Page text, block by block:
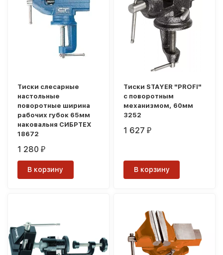
Тиски слесарные
настольные
поворотные ширина
рабочих губок 65мм
наковальня СИБРТЕХ
18672
1 280₽
В корзину
Тиски STAYER "PROFI"
с поворотным
механизмом, 60мм
3252
1 627₽
В корзину